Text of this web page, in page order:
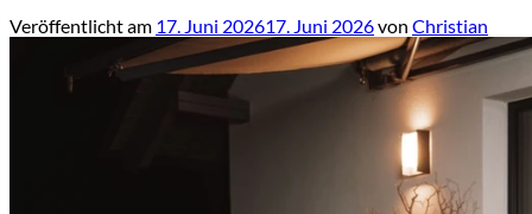
Veröffentlicht am 17. Juni 202617. Juni 2026von Christian